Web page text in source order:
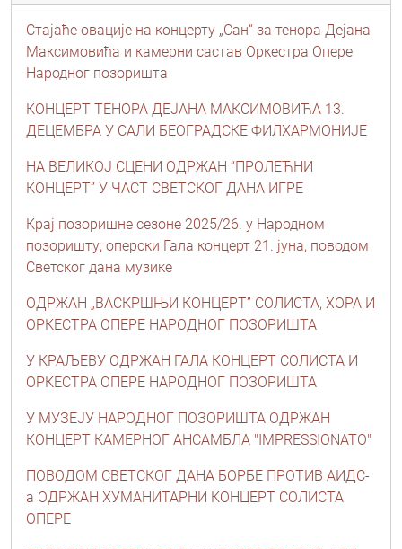
Стајаће овације на концерту „Сан“ за тенора Дејана
Максимовића и камерни састав Oркестра Опере
Народног позоришта
КОНЦЕРТ ТЕНОРА ДЕЈАНА МАКСИМОВИЋА 13.
ДЕЦЕМБРА У САЛИ БЕОГРАДСКЕ ФИЛХАРМОНИЈЕ
НА ВЕЛИКОЈ СЦЕНИ ОДРЖАН “ПРОЛЕЋНИ
КОНЦЕРТ” У ЧАСТ СВЕТСКОГ ДАНА ИГРЕ
Крај позоришне сезоне 2025/26. у Народном
позоришту; oперски Гала концерт 21. јуна, поводом
Светског дана музике
ОДРЖАН „ВАСКРШЊИ КОНЦЕРТ” СОЛИСТА, ХОРА И
ОРКЕСТРА ОПЕРЕ НАРОДНОГ ПОЗОРИШТА
У КРАЉЕВУ ОДРЖАН ГАЛА КОНЦЕРТ СОЛИСТА И
ОРКЕСТРА ОПЕРЕ НАРОДНОГ ПОЗОРИШТА
У МУЗЕЈУ НАРОДНОГ ПОЗОРИШТА ОДРЖАН
КОНЦЕРТ КАМЕРНОГ АНСАМБЛА "IMPRESSIONATO"
ПОВОДОМ СВЕТСКОГ ДАНА БОРБЕ ПРОТИВ АИДС-
a ОДРЖАН ХУМАНИТАРНИ КОНЦЕРТ СОЛИСТА
ОПЕРЕ